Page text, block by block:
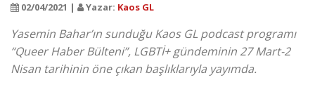
02/04/2021 | Yazar: Kaos GL
Yasemin Bahar’ın sunduğu Kaos GL podcast programı
“Queer Haber Bülteni”, LGBTİ+ gündeminin 27 Mart-2
Nisan tarihinin öne çıkan başlıklarıyla yayımda.